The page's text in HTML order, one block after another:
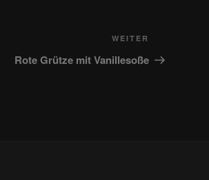
Beitrag
WEITER
Rote Grütze mit Vanillesoße